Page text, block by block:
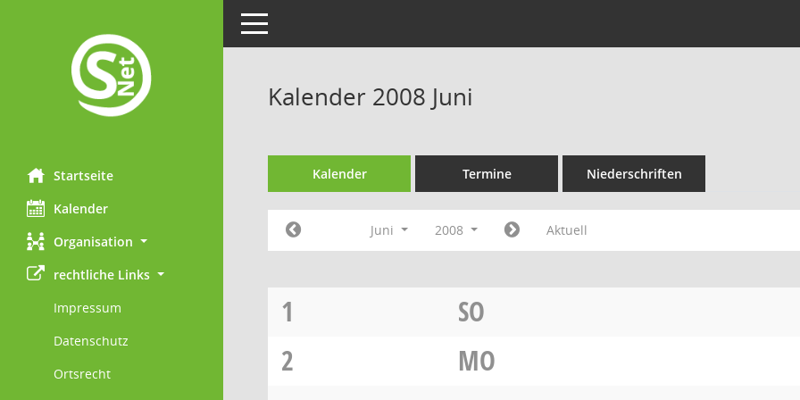
Startseite
Kalender
Organisation
rechtliche Links
Impressum
Datenschutz
Ortsrecht
Toggle navigation
Kalender 2008 Juni
Kalender Termine Niederschriften
Juni 2008 Aktuell
1
SO
2
MO